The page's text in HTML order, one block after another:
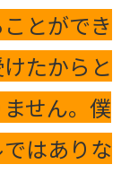
とができ
たからと
せん。僕
はありな